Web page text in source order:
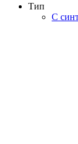
Тип
С